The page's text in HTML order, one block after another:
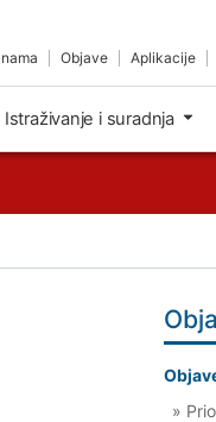
Objave Aplikacije
Istraživanje i suradnja
»